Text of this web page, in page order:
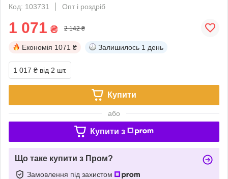
Код: 103731
Опт і роздріб
1 071 ₴ 2 142 ₴
Економія 1071 ₴ Залишилось 1 день
1 017 ₴ від 2 шт.
Купити
або
Купити з
Що таке купити з Пром?
Замовлення під захистом